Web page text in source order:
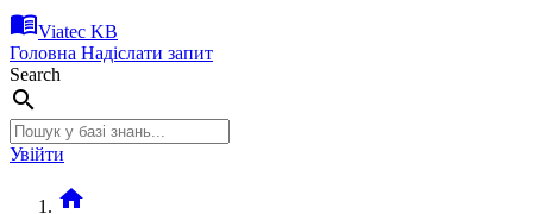
menu_bookViatec KB
Головна Надіслати запит
Search
search
Увійти
home